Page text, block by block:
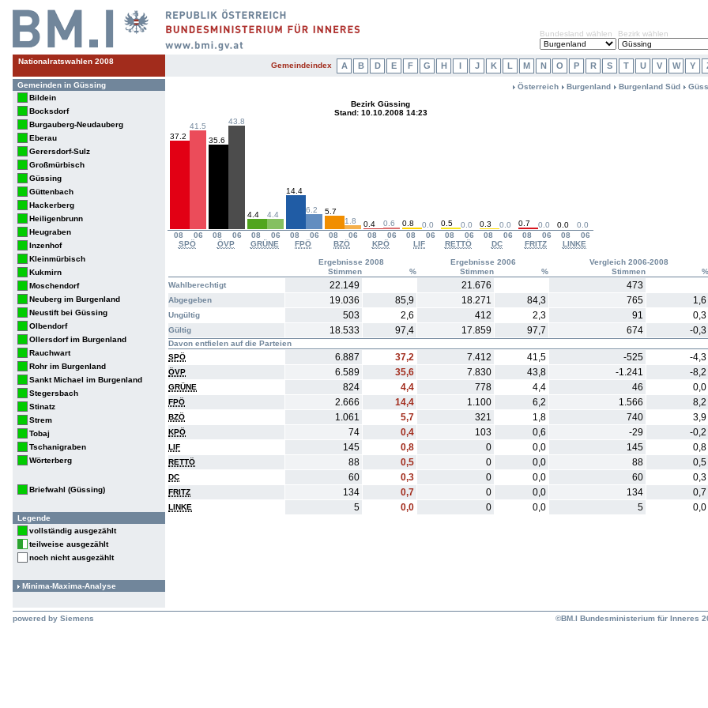
Nationalratswahlen 2008
Bundesland wählen Bezirk wählen
Gemeindeindex A B D E F G H I J K L M N O P R S T U V W Y
Gemeinden in Güssing
Bildein
Bocksdorf
Burgauberg-Neudauberg
Eberau
Gerersdorf-Sulz
Großmürbisch
Güssing
Güttenbach
Hackerberg
Heiligenbrunn
Heugraben
Inzenhof
Kleinmürbisch
Kukmirn
Moschendorf
Neuberg im Burgenland
Neustift bei Güssing
Olbendorf
Ollersdorf im Burgenland
Rauchwart
Rohr im Burgenland
Sankt Michael im Burgenland
Stegersbach
Stinatz
Strem
Tobaj
Tschanigraben
Wörterberg
Briefwahl (Güssing)
Legende
vollständig ausgezählt
teilweise ausgezählt
noch nicht ausgezählt
Minima-Maxima-Analyse
Österreich Burgenland Burgenland Süd
Bezirk Güssing
Stand: 10.10.2008 14:23
08 06 08 06 08 06 08 06 08 06 08 06 08 06 08 06 08 06 08 06 08
06
SPÖ
ÖVP GRÜNE FPÖ BZÖ KPÖ LIF RETTÖ DC FRITZ LINKE
37.2
41.5
35.6
43.8
4.4 4.4
14.4
6.2
5.7
1.8
0.4 0.6 0.8 0.0 0.5 0.0 0.3 0.0 0.7 0.0 0.0 0.0
Ergebnisse 2008 Ergebnisse 2006
Vergleich 2006-2008
Stimmen
% Stimmen % Stimmen
%
Wahlberechtigt
22.149 21.676 473
Abgegeben 19.036 85,9 18.271 84,3 765 1,6
Ungültig 503 2,6 412 2,3 91 0,3
Gültig 18.533 97,4 17.859 97,7 674 -0,3
Davon entfielen auf die Parteien
SPÖ
6.887 37,2 7.412 41,5 -525 -4,3
ÖVP 6.589 35,6 7.830 43,8 -1.241 -8,2
GRÜNE 824 4,4 778 4,4 46 0,0
FPÖ 2.666 14,4 1.100 6,2 1.566 8,2
BZÖ 1.061 5,7 321 1,8 740 3,9
KPÖ 74 0,4 103 0,6 -29 -0,2
LIF 145 0,8 0 0,0 145 0,8
RETTÖ 88 0,5 0 0,0 88 0,5
DC 60 0,3 0 0,0 60 0,3
FRITZ 134 0,7 0 0,0 134 0,7
LINKE 5 0,0 0 0,0 5 0,0
powered by Siemens ©BM.I Bundesministerium für Inneres